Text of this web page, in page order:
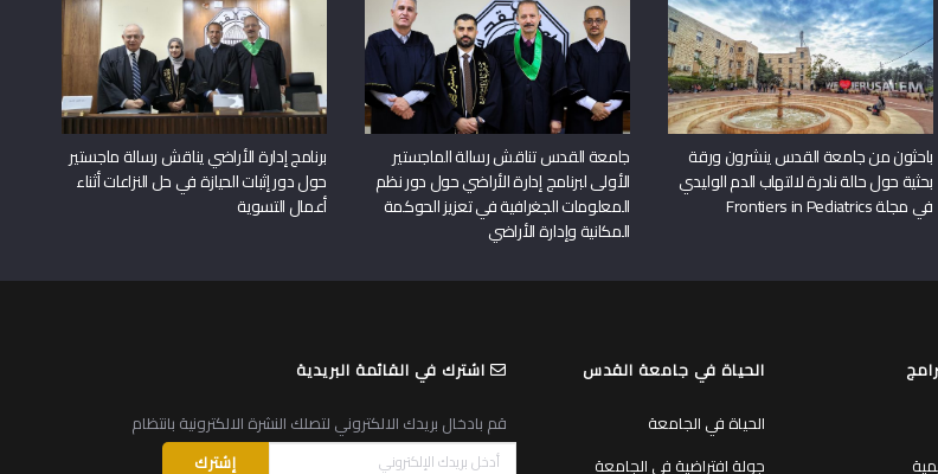
باحثون من جامعة القدس ينشرون ورقة
بحثية حول حالة نادرة لالتهاب الدم الوليدي
في مجلة Frontiers in Pediatrics
جامعة القدس تناقش رسالة الماجستير
الأولى لبرنامج إدارة الأراضي حول دور نظم
المعلومات الجغرافية في تعزيز الحوكمة
المكانية وإدارة الأراضي
برنامج إدارة الأراضي يناقش رسالة ماجستير
حول دور إثبات الحيازة في حل النزاعات أثناء
أعمال التسوية
الحياة في جامعة القدس
الحياة في الجامعة
جولة افتراضية في الجامعة
اشترك في القائمة البريدية
قم بادخال بريدك الالكتروني لتصلك النشرة الالكترونية بانتظام